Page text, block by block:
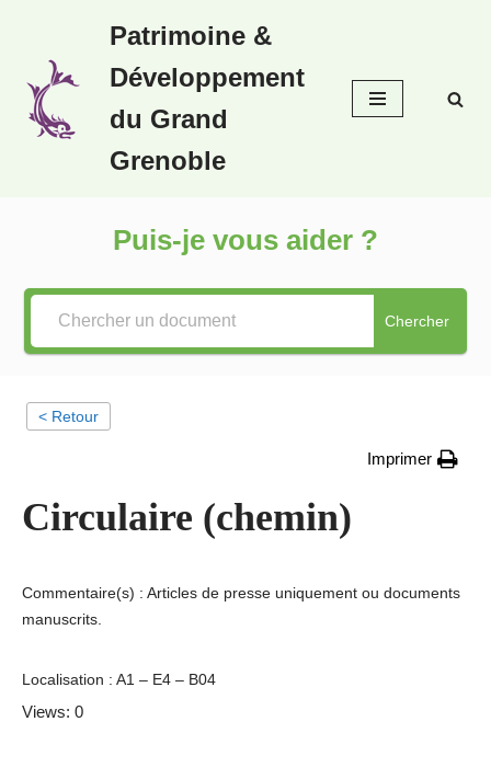
au
contenu
Patrimoine &
Développement
du Grand
Grenoble
Puis-je vous aider ?
Chercher
< Retour
Imprimer
Circulaire (chemin)
Commentaire(s) : Articles de presse uniquement ou documents
manuscrits.
Localisation : A1 – E4 – B04
Views: 0